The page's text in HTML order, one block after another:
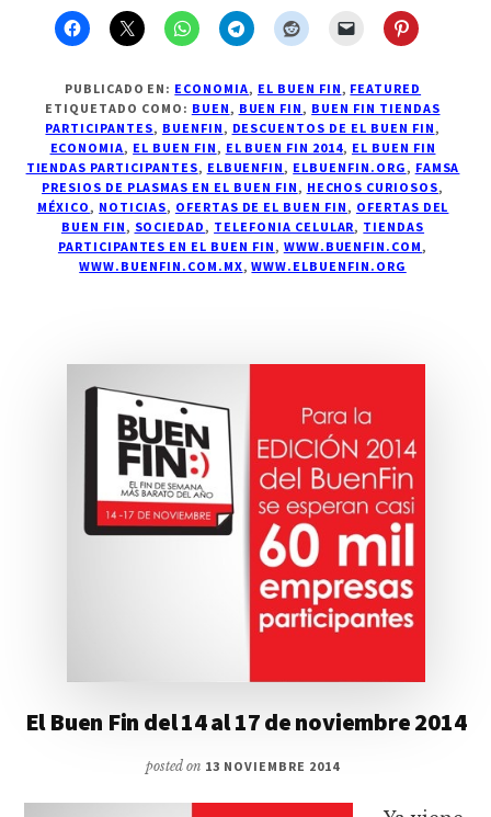
PUBLICADO EN: ECONOMIA, EL BUEN FIN, FEATURED
ETIQUETADO COMO: BUEN, BUEN FIN, BUEN FIN TIENDAS
PARTICIPANTES, BUENFIN, DESCUENTOS DE EL BUEN FIN,
ECONOMIA, EL BUEN FIN, EL BUEN FIN 2014, EL BUEN FIN
TIENDAS PARTICIPANTES, ELBUENFIN, ELBUENFIN.ORG, FAMSA
PRESIOS DE PLASMAS EN EL BUEN FIN, HECHOS CURIOSOS,
MÉXICO, NOTICIAS, OFERTAS DE EL BUEN FIN, OFERTAS DEL
BUEN FIN, SOCIEDAD, TELEFONIA CELULAR, TIENDAS
PARTICIPANTES EN EL BUEN FIN, WWW.BUENFIN.COM,
WWW.BUENFIN.COM.MX,WWW.ELBUENFIN.ORG
El Buen Fin del 14 al 17 de noviembre 2014
posted on 13 NOVIEMBRE 2014